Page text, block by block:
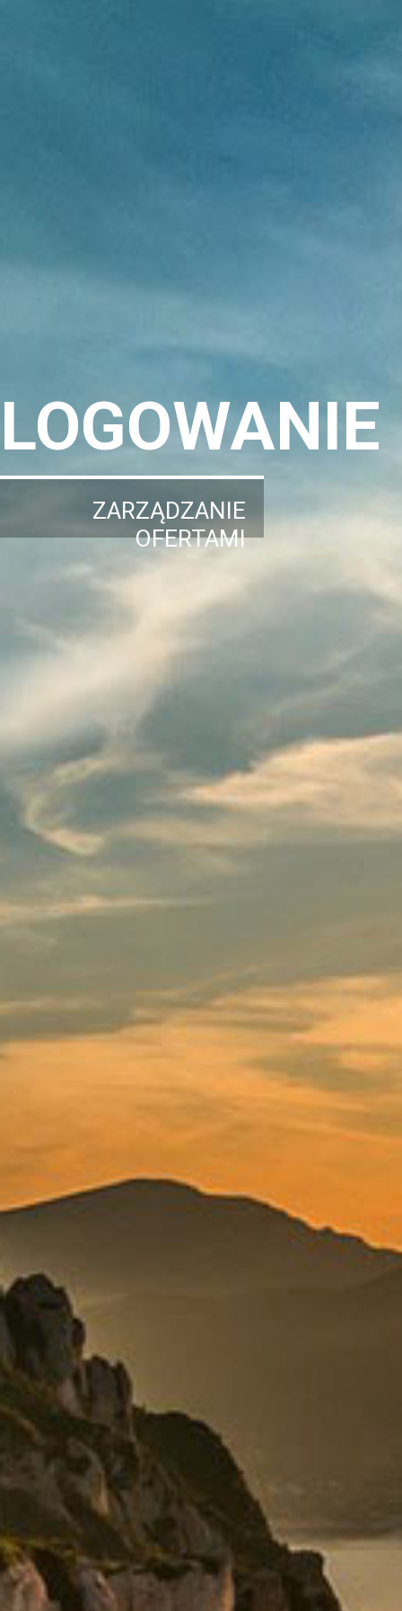
LOGOWANIE
ZARZĄDZANIE
OFERTAMI